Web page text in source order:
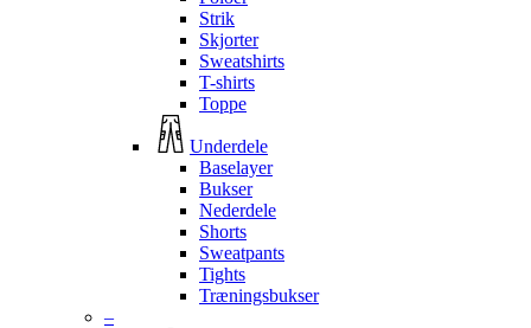
Strik
Skjorter
Sweatshirts
T-shirts
Toppe
Underdele
Baselayer
Bukser
Nederdele
Shorts
Sweatpants
Tights
Træningsbukser
–